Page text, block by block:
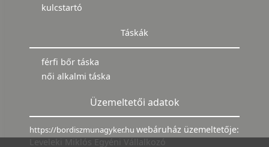
kulcstartó
Táskák
férfi bőr táska
női alkalmi táska
Üzemeltetői adatok
https://bordiszmunagyker.hu webáruház üzemeltetője:
Leveleki Miklós Egyéni Vállalkozó